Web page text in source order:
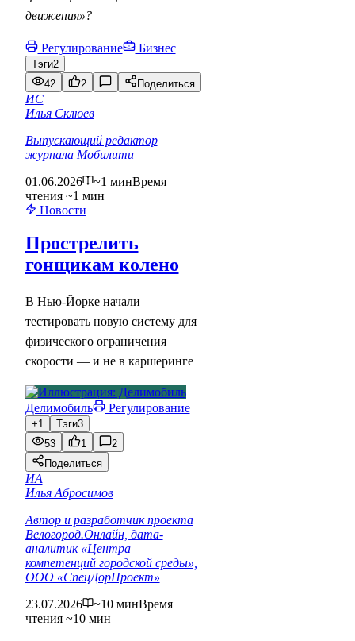
движения»?
Регулирование Бизнес
Тэги2
42
2 Поделиться
ИС
Илья Склюев
Выпускающий редактор
журнала Мобилити
01.06.2026
~1 минВремя
чтения ~1 мин
Новости
Прострелить
гонщикам колено
В Нью-Йорке начали
тестировать новую систему для
физического ограничения
скорости — и не в каршеринге
Делимобиль Регулирование
+1 Тэги3
53
1
2
Поделиться
ИА
Илья Абросимов
Автор и разработчик проекта
Велогород.Онлайн, дата-
аналитик «Центра
компетенций городской среды»,
ООО «СпецДорПроект»
23.07.2026
~10 минВремя
чтения ~10 мин